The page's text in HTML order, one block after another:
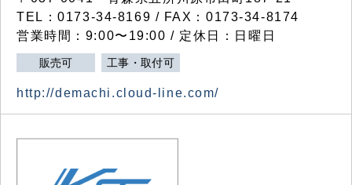
TEL：0173-34-8169 / FAX：0173-34-8174
営業時間：9:00〜19:00 / 定休日：日曜日
販売可 工事・取付可
http://demachi.cloud-line.com/